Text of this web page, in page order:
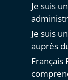
Je suis
Je suis
auprès
Français